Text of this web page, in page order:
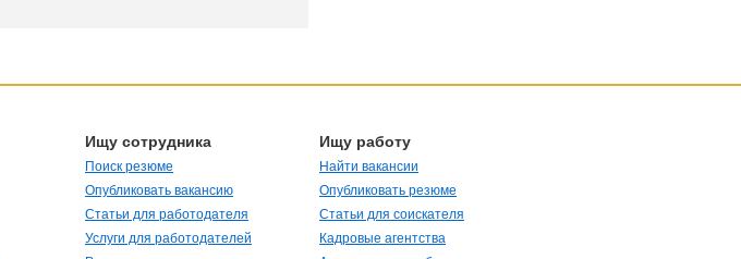
Ищу сотрудника
Поиск резюме
Опубликовать вакансию
Статьи для работодателя
Услуги для работодателей
Ищу работу
Найти вакансии
Опубликовать резюме
Статьи для соискателя
Кадровые агентства